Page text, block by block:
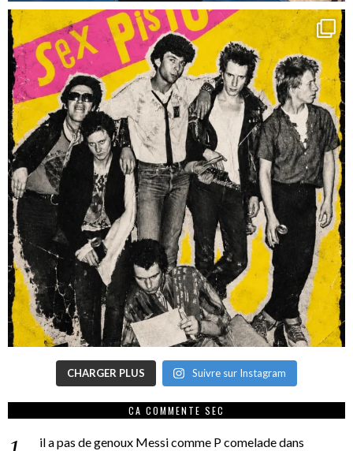
CHARGER PLUS Suivre sur Instagram
CA COMMENTE SEC
il a pas de genoux Messi comme P comeladedans